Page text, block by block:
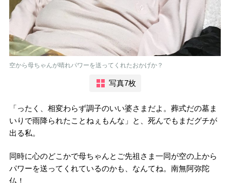
空から母ちゃんが晴れパワーを送ってくれたおかげか？
写真7枚
「ったく、相変わらず調子のいい婆さまだよ。葬式だの墓ま
いりで雨降られたことねぇもんな」と、死んでもまだグチが
出る私。
同時に心のどこかで母ちゃんとご先祖さま一同が空の上から
パワーを送ってくれているのかも、なんてね。南無阿弥陀
仏！